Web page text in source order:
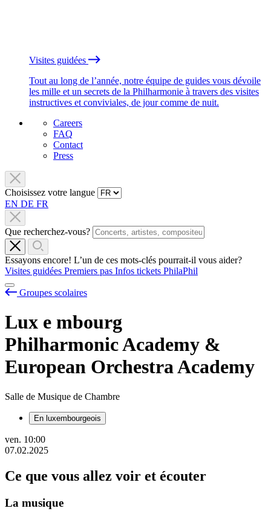
Visites guidées
Tout au long de l’année, notre équipe de guides vous dévoile
les mille et un secrets de la Philharmonie à travers des visites
instructives et conviviales, de jour comme de nuit.
Careers
FAQ
Contact
Press
Choisissez votre langue
EN DE FR
Que recherchez-vous?
Essayons encore! L’un de ces mots-clés pourrait-il vous aider?
Visites guidées Premiers pas Infos tickets PhilaPhil
Groupes scolaires
Lux e mbourg
Philharmonic Academy &
European Orchestra Academy
Salle de Musique de Chambre
En luxembourgeois
ven. 10:00
07.02.2025
Ce que vous allez voir et écouter
La musique